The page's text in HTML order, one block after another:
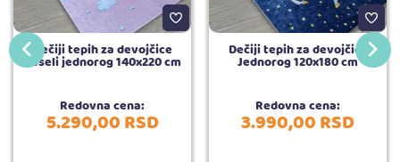
Dečiji tepih za devojčice
Veseli jednorog 140x220 cm
Redovna cena:
5.290,00RSD
Dečiji tepih za devojčice
Jednorog 120x180 cm
Redovna cena:
3.990,00RSD